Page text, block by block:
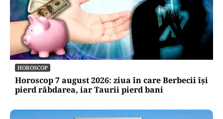
HOROSCOP
Horoscop 7 august 2026: ziua în care Berbecii își
pierd răbdarea, iar Taurii pierd bani